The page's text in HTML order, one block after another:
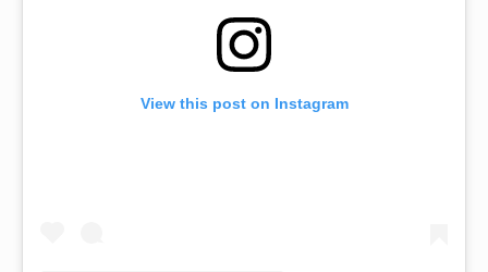
View this post on Instagram